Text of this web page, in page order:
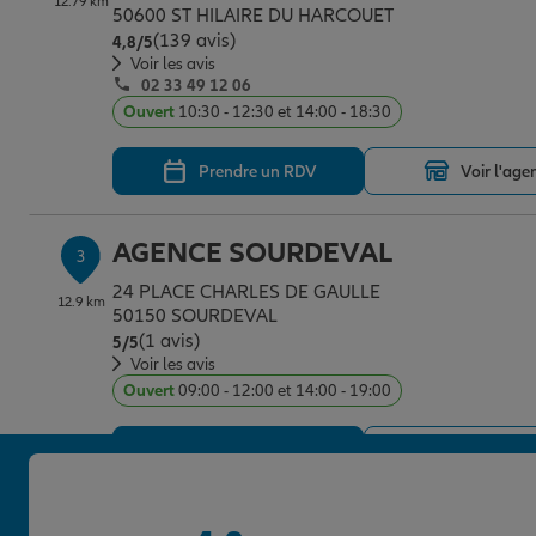
50600 ST HILAIRE DU HARCOUET
4,8/5Note de 4.8 sur 5
(139 avis)
Voir les avis
02 33 49 12 06
Ouvert 10:30 - 12:30 et 14:00 - 18:30
Prendre un RDV Voir
3
12.9 km
AGENCE SOURDEVAL
24 PLACE CHARLES DE GAULLE
50150 SOURDEVAL
5/5Note de 5 sur 5
(1 avis)
Voir les avis
Ouvert09:00 - 12:00 et 14:00 - 19:00
Prendre un RDV Voir